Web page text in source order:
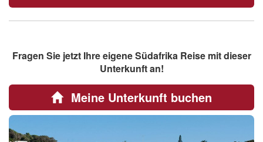
Fragen Sie jetzt Ihre eigene Südafrika Reise mit dieser
Unterkunft an!
Meine Unterkunft buchen